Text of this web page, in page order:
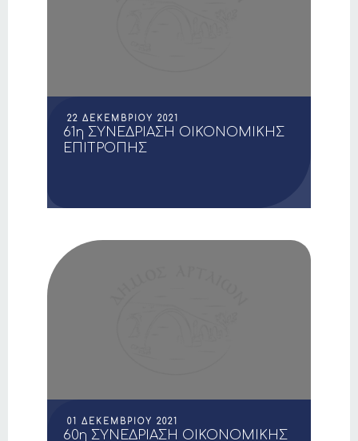
22 ΔΕΚΕΜΒΡΊΟΥ 2021
61η ΣΥΝΕΔΡΙΑΣΗ ΟΙΚΟΝΟΜΙΚΗΣ
ΕΠΙΤΡΟΠΗΣ
01 ΔΕΚΕΜΒΡΊΟΥ 2021
60η ΣΥΝΕΔΡΙΑΣΗ ΟΙΚΟΝΟΜΙΚΗΣ